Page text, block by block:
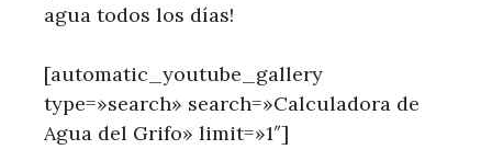
agua todos los días!
[automatic_youtube_gallery
type=»search» search=»Calculadora de
Agua del Grifo» limit=»1″]